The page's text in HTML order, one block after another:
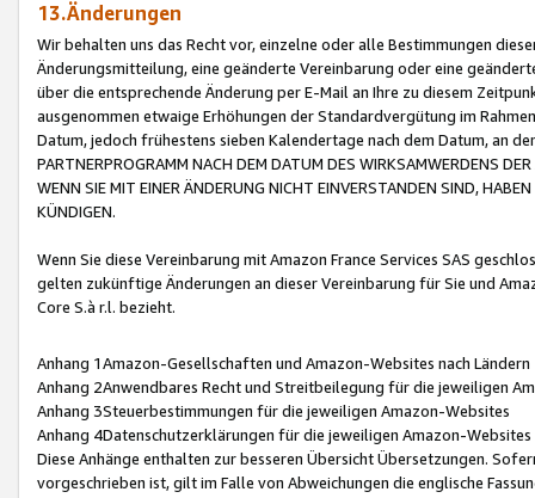
13.Änderungen
Wir behalten uns das Recht vor, einzelne oder alle Bestimmungen
Änderungsmitteilung, eine geänderte Vereinbarung oder eine
über die entsprechende Änderung per E-Mail an Ihre zu diesem
ausgenommen etwaige Erhöhungen der Standardvergütung im
Datum, jedoch frühestens sieben Kalendertage nach dem Datum, an
PARTNERPROGRAMM NACH DEM DATUM DES WIRKSAMWERDENS
WENN SIE MIT EINER ÄNDERUNG NICHT EINVERSTANDEN SIND,
KÜNDIGEN.
Wenn Sie diese Vereinbarung mit Amazon France Services SAS
gelten zukünftige Änderungen an dieser Vereinbarung für Sie und
Core S.à r.l. bezieht.
Anhang 1Amazon-Gesellschaften und Amazon-Websites nach Ländern
Anhang 2Anwendbares Recht und Streitbeilegung für die jeweiligen
Anhang 3Steuerbestimmungen für die jeweiligen Amazon-Websites
Anhang 4Datenschutzerklärungen für die jeweiligen Amazon-Websites
Diese Anhänge enthalten zur besseren Übersicht Übersetzungen.
vorgeschrieben ist, gilt im Falle von Abweichungen die englische